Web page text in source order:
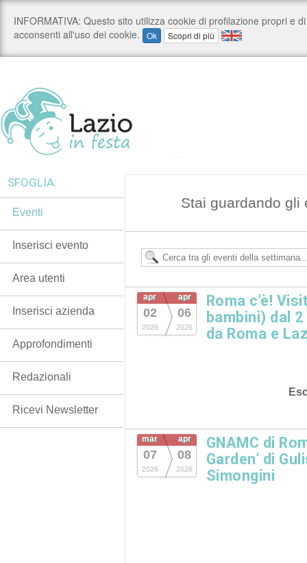
Stai guardando gli
apr
02
2026
apr
06
2026
Roma c'è!
bambini) dal
da Roma e
mar
07
2026
apr
08
2026
GNAMC di
Garden’ di
Simongini
SFOGLIA:
Eventi
Inserisci evento
Area utenti
Inserisci azienda
Approfondimenti
Redazionali
Ricevi Newsletter